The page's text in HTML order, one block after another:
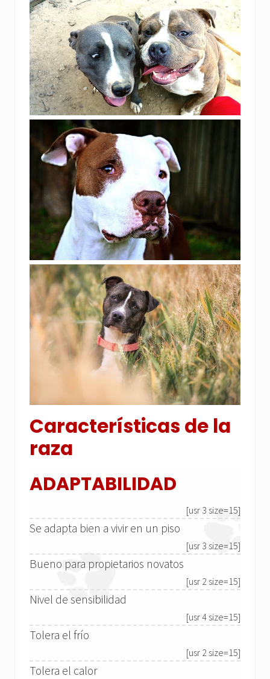
Características de la
raza
ADAPTABILIDAD
[usr 3 size=15]
Se adapta bien a vivir en un piso
[usr 3 size=15]
Bueno para propietarios novatos
[usr 2 size=15]
Nivel de sensibilidad
[usr 4 size=15]
Tolera el frío
[usr 2 size=15]
Tolera el calor